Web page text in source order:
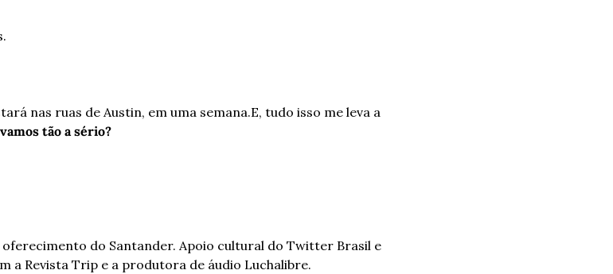
nas ruas de Austin, em uma semana.E, tudo isso me leva a
tão a sério?
do Santander. Apoio cultural do Twitter Brasil e
a Revista Trip e a produtora de áudio Luchalibre.